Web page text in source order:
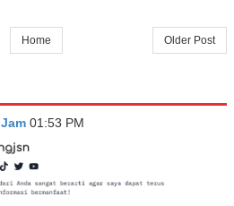
Older Post
Home
Jam 01:53 PM